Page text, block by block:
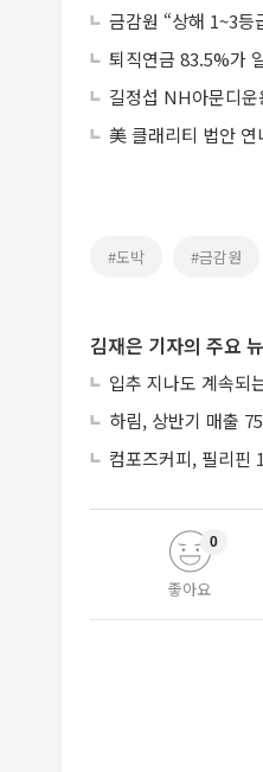
금감원 “상해 1~3등
퇴직연금 83.5%가
길정섭 NH아문디
美 클래리티 법안
#도박 #금감원
김재은 기자의 주요
입추 지나도 계속되
하림, 상반기 매출
컴포즈커피, 필리핀
좋아요
0